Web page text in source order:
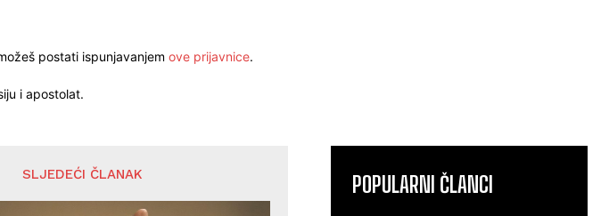
postati ispunjavanjem ove prijavnice.
i apostolat.
SLJEDEĆI ČLANAK POPULARNI ČLANCI